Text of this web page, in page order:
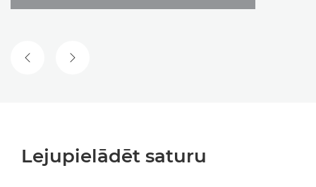
IEPRIEKŠĒJAIS SLAIDS
NĀKAMAIS SLAIDS
Lejupielādēt saturu